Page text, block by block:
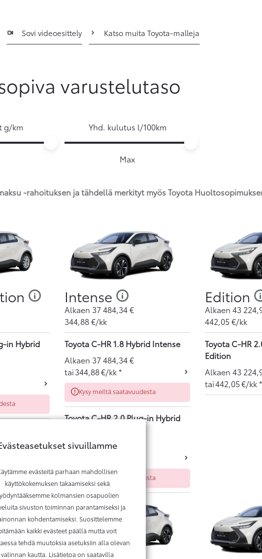
Sovi videoesittely Katso muita Toyota-malleja
varustelutaso
g/km Yhd. kulutus l/100km
Max
-rahoituksen ja tähdellä merkityt myös Toyota
in Hybrid
Intense
Alkaen 37 484,34€
344,88€/kk
Toyota C-HR 1.8 Hybrid Intense
Alkaen 37 484,34€
tai344,88€/kk*
Kysy meiltä saatavuudesta
Toyota C-HR 2.0 Plug-in Hybrid
Alkaen43 610,94
Kysy meiltä saatavuudesta
Edition
Alkaen 43
442,05 €/kk
Toyota C-HR
Edition
Alkaen 43
tai442,05€/kk*
sivuillamme
evästeitä parhaan mahdollisen
käyttökokemuksen takaamiseksi sekä
kolmansien osapuolien
sivuston toiminnan parantamiseksi ja
kohdentamiseksi. Suosittelemme
kaikki evästeet päällä mutta voit
tehdä muutoksia asetuksiin alla olevan
valinnan kautta. Lisätietoa on saatavilla